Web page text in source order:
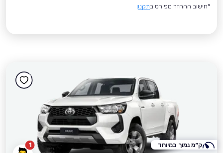
*חישוב ההחזר מפורט בתקנון
1 ק״מ נמוך במיוחד